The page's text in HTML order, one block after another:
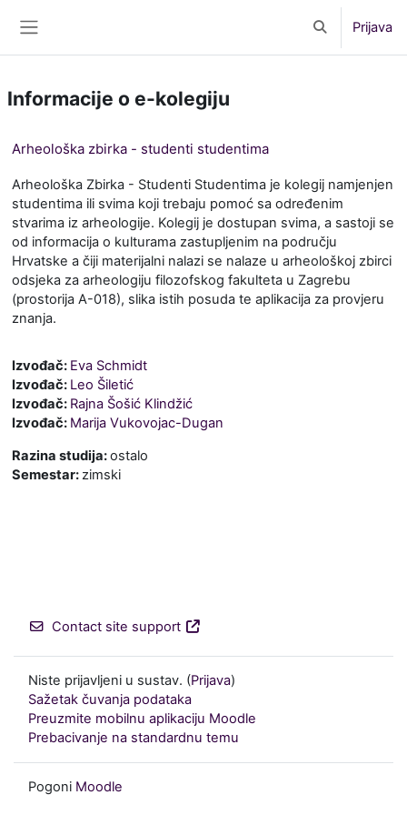
Toggle search
Prijava
Informacije o e-kolegiju
Arheološka zbirka - studenti studentima
Arheološka Zbirka - Studenti Studentima je kolegij namjenjen
studentima ili svima koji trebaju pomoć sa određenim
stvarima iz arheologije. Kolegij je dostupan svima, a sastoji se
od informacija o kulturama zastupljenim na području
Hrvatske a čiji materijalni nalazi se nalaze u arheološkoj zbirci
odsjeka za arheologiju filozofskog fakulteta u Zagrebu
(prostorija A-018), slika istih posuda te aplikacija za provjeru
znanja.
Izvođač: Eva Schmidt
Izvođač: Leo Šiletić
Izvođač: Rajna Šošić Klindžić
Izvođač: Marija Vukovojac-Dugan
Razina studija:ostalo
Semestar:zimski
Contact site support
Niste prijavljeni u sustav. (Prijava)
Sažetak čuvanja podataka
Preuzmite mobilnu aplikaciju Moodle
Prebacivanje na standardnu temu
Pogoni Moodle